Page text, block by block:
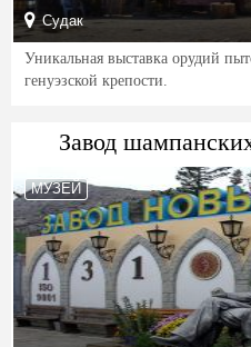
Судак
Уникальная выставка орудий
генуэзской крепости.
Завод
МУЗЕЙ